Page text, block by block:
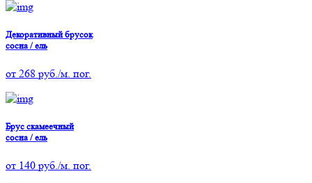
Декоративный брусок
сосна / ель
от 268 руб./м. пог.
Брус скамеечный
сосна / ель
от 140 руб./м. пог.